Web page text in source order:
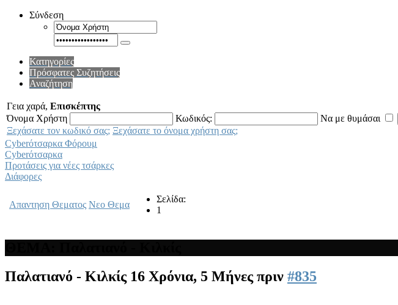
Σύνδεση
Κατηγορίες
Πρόσφατες Συζητήσεις
Αναζήτηση
Γεια χαρά, Επισκέπτης
Όνομα Χρήστη
Κωδικός:
Να με θυμάσαι
Ξεχάσατε τον κωδικό σας; Ξεχάσατε το όνομα χρήστη σας;
Cyberότσαρκα Φόρουμ
Cyberότσαρκα
Προτάσεις για νέες τσάρκες
Διάφορες
Απαντηση Θεματος Νεο Θεμα
Σελίδα:
1
Παλατιανό - Κιλκίς 16 Χρόνια, 5 Μήνες πριν #835